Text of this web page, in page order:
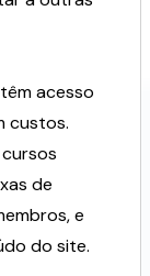
acesso
custos.
de
e
do site.